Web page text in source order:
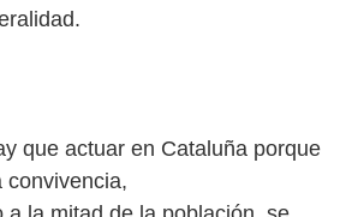
que actuar en Cataluña porque
convivencia,